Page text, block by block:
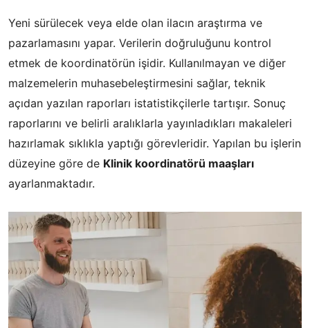
Yeni sürülecek veya elde olan ilacın araştırma ve
pazarlamasını yapar. Verilerin doğruluğunu kontrol
etmek de koordinatörün işidir. Kullanılmayan ve diğer
malzemelerin muhasebeleştirmesini sağlar, teknik
açıdan yazılan raporları istatistikçilerle tartışır. Sonuç
raporlarını ve belirli aralıklarla yayınladıkları makaleleri
hazırlamak sıklıkla yaptığı görevleridir. Yapılan bu işlerin
düzeyine göre de Klinik koordinatörü maaşları
ayarlanmaktadır.